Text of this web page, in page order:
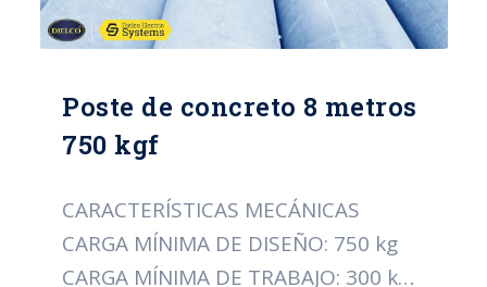
Poste de concreto 8 metros
750 kgf
CARACTERÍSTICAS MECÁNICAS
CARGA MÍNIMA DE DISEÑO: 750 kg
CARGA MÍNIMA DE TRABAJO: 300 kg